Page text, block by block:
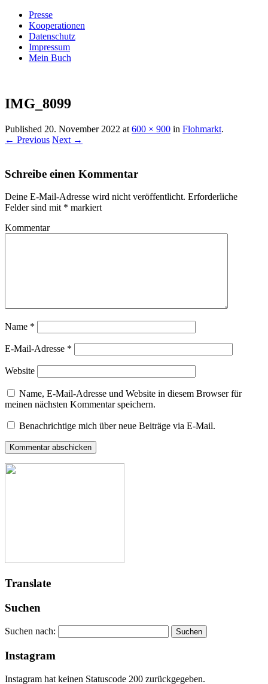
Presse
Kooperationen
Datenschutz
Impressum
Mein Buch
Villa König
IMG_8099
Published 20. November 2022 at 600 × 900 in Flohmarkt.
← Previous Next →
Schreibe einen Kommentar
Deine E-Mail-Adresse wird nicht veröffentlicht. Erforderliche
Felder sind mit * markiert
Kommentar
Name *
E-Mail-Adresse *
Website
Name, E-Mail-Adresse und Website in diesem Browser für
meinen nächsten Kommentar speichern.
Benachrichtige mich über neue Beiträge via E-Mail.
Translate
Suchen
Suchen nach:
Instagram
Instagram hat keinen Statuscode 200 zurückgegeben.